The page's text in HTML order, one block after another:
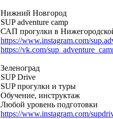
Нижний Новгород
SUP adventure camp
САП прогулки в
https://www.instagram.com/
https://vk.com/
Зеленоград
SUP Drive
SUP прогулки и туры
Обучение, инструктаж
Любой уровень подготовки
https://www.instagram.com/